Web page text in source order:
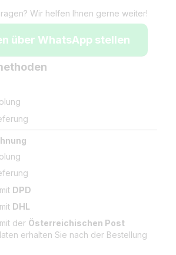
Wir helfen Ihnen gerne weiter!
über WhatsApp stellen
DPD
DHL
der Österreichischen Post
erhalten Sie nach der Bestellung